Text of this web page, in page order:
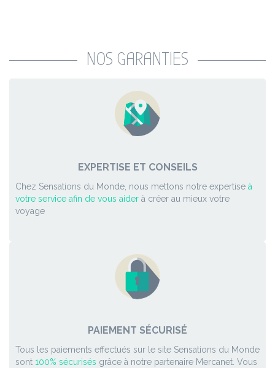
NOS GARANTIES
EXPERTISE ET CONSEILS
Chez Sensations du Monde, nous mettons notre expertise à
votre service afin de vous aider à créer au mieux votre
voyage
PAIEMENT SÉCURISÉ
Tous les paiements effectués sur le site Sensations du Monde
sont 100% sécurisés grâce à notre partenaire Mercanet. Vous